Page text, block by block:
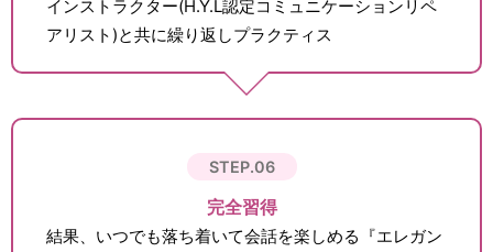
インストラクター(H.Y.L認定コミュニケーションリペ
アリスト)と共に繰り返しプラクティス
STEP.06
完全習得
結果、いつでも落ち着いて会話を楽しめる『エレガン